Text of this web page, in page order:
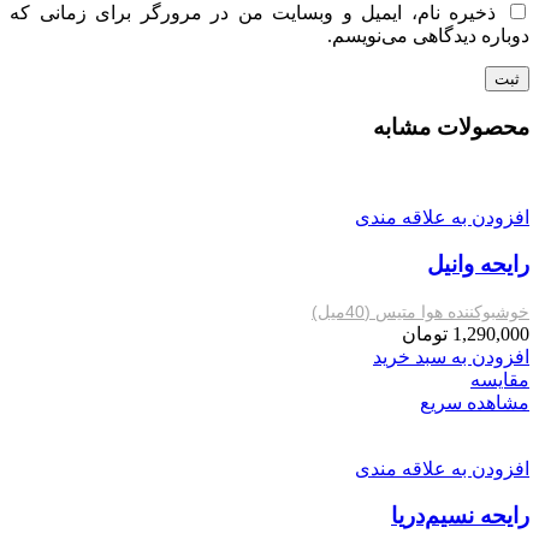
ذخیره نام، ایمیل و وبسایت من در مرورگر برای زمانی که
دوباره دیدگاهی می‌نویسم.
محصولات مشابه
افزودن به علاقه مندی
رایحه وانیل
خوشبوکننده هوا متیس (40میل)
1,290,000 تومان
افزودن به سبد خرید
مقایسه
مشاهده سریع
افزودن به علاقه مندی
رایحه نسیم‌دریا